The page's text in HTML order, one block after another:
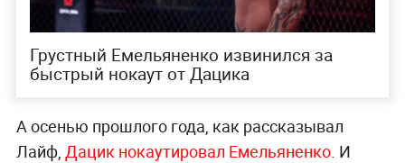
Грустный Емельяненко извинился за
быстрый нокаут от Дацика
А осенью прошлого года, как рассказывал
Лайф, Дацик нокаутировал Емельяненко. И